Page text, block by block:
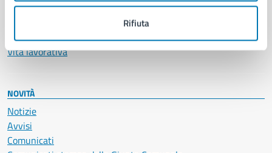
Rifiuta
Imprese e commercio
Salute, benessere e assistenza
Servizi Cimiteriali
Vita lavorativa
NOVITÀ
Notizie
Avvisi
Comunicati